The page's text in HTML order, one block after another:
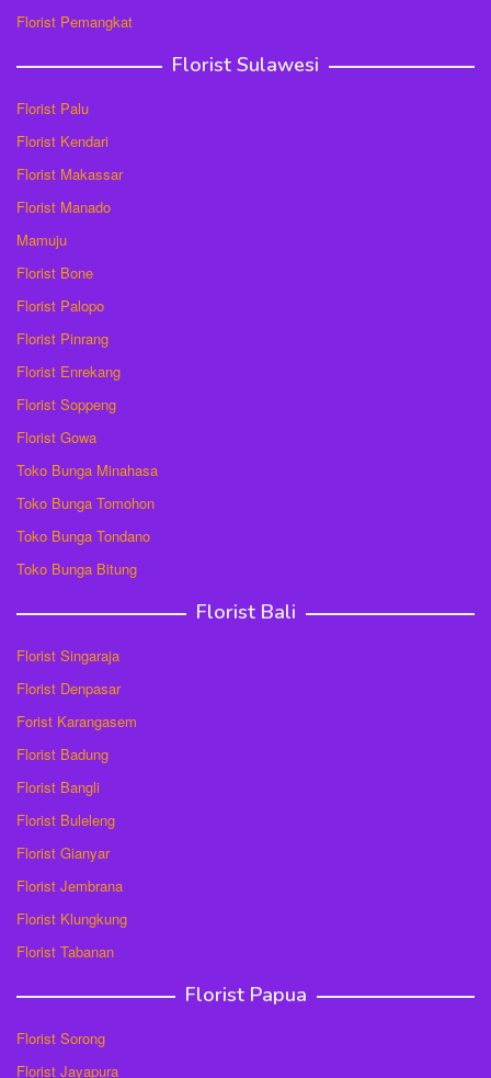
Florist Pemangkat
Florist Sulawesi
Florist Palu
Florist Kendari
Florist Makassar
Florist Manado
Mamuju
Florist Bone
Florist Palopo
Florist Pinrang
Florist Enrekang
Florist Soppeng
Florist Gowa
Toko Bunga Minahasa
Toko Bunga Tomohon
Toko Bunga Tondano
Toko Bunga Bitung
Florist Bali
Florist Singaraja
Florist Denpasar
Forist Karangasem
Florist Badung
Florist Bangli
Florist Buleleng
Florist Gianyar
Florist Jembrana
Florist Klungkung
Florist Tabanan
Florist Papua
Florist Sorong
Florist Jayapura